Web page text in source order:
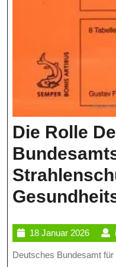
Die Rolle
18 Januar 202618
Januar
2026
Deutsches Bundesamt für Strahlenschutz Das Deutsche